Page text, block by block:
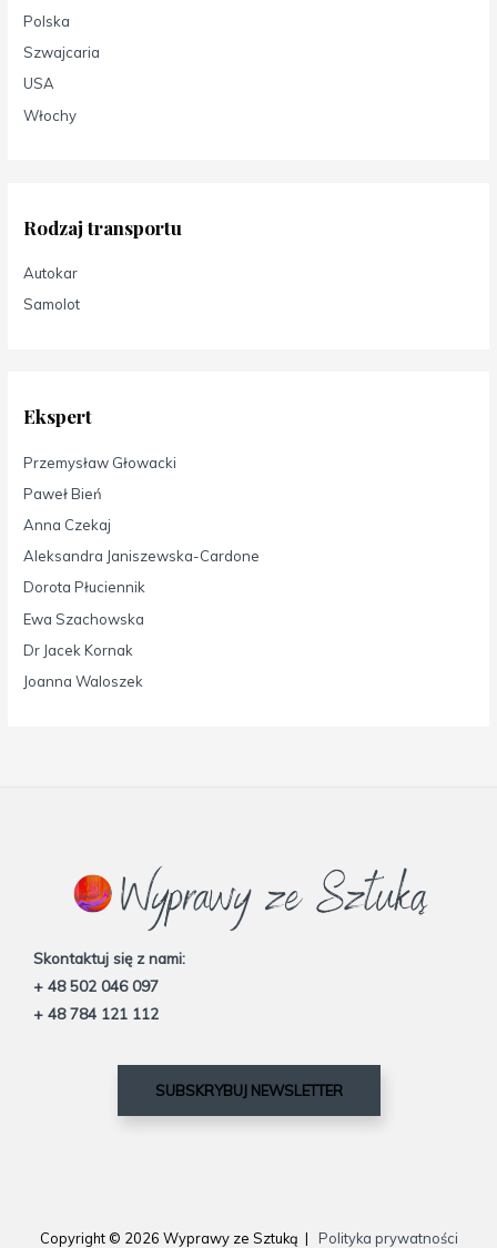
Polska
Szwajcaria
USA
Włochy
Rodzaj transportu
Autokar
Samolot
Ekspert
Przemysław Głowacki
Paweł Bień
Anna Czekaj
Aleksandra Janiszewska-Cardone
Dorota Płuciennik
Ewa Szachowska
Dr Jacek Kornak
Joanna Waloszek
Skontaktuj się z nami:
+ 48 502 046 097
+ 48 784 121 112
SUBSKRYBUJ NEWSLETTER
Copyright © 2026 Wyprawy ze Sztuką | Polityka prywatności